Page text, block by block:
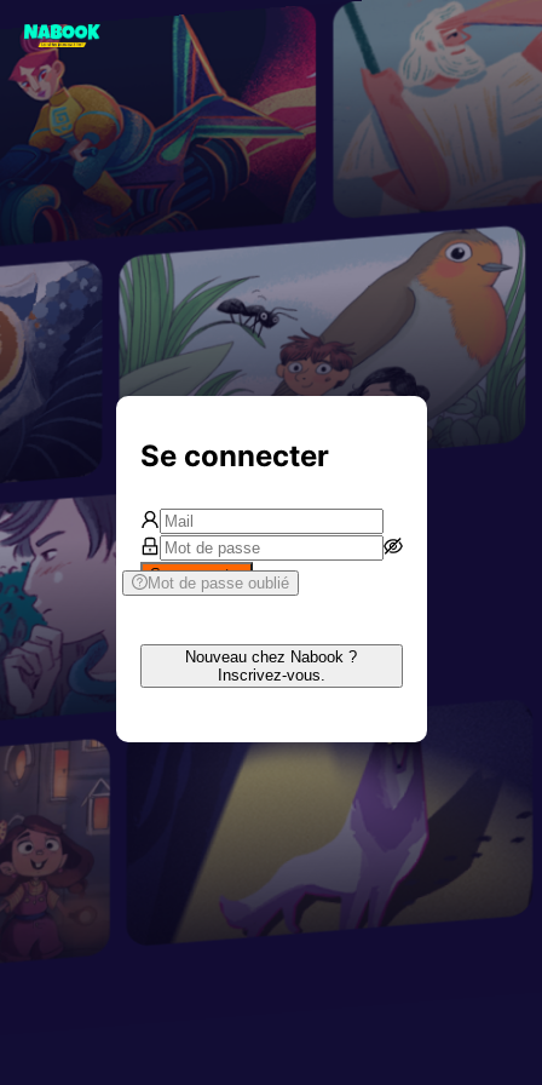
Se connecter
Se connecter
Mot de passe oublié
Nouveau chez Nabook ?
Inscrivez-vous.